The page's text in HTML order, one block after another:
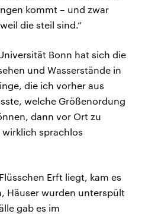
kommt – und zwar
die steil sind.“
Bonn hat sich die
und Wasserstände in
die ich vorher aus
welche Größenordung
dann vor Ort zu
sprachlos
Erft liegt, kam es
Häuser wurden unterspült
gab es im